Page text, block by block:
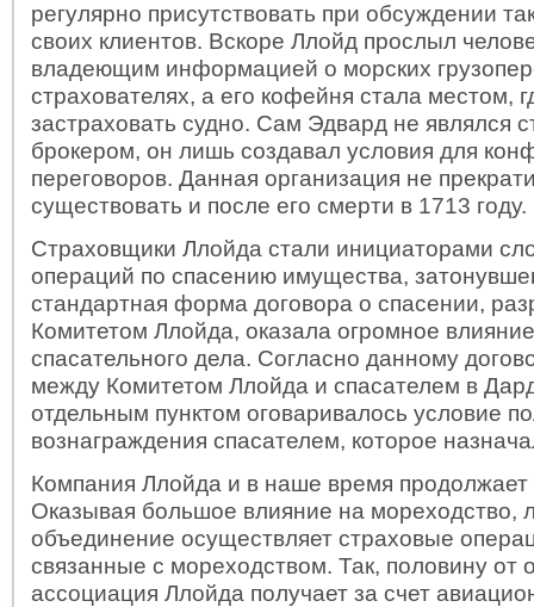
регулярно присутствовать при обсуждении
своих клиентов. Вскоре Ллойд прослыл
владеющим информацией о морских
страхователях, а его кофейня стала местом,
застраховать судно. Сам Эдвард не являлся
брокером, он лишь создавал условия для
переговоров. Данная организация не
существовать и после его смерти в 1713 году.
Страховщики Ллойда стали инициаторами
операций по спасению имущества,
стандартная форма договора о спасении,
Комитетом Ллойда, оказала огромное
спасательного дела. Согласно данному
между Комитетом Ллойда и спасателем в
отдельным пунктом оговаривалось условие
вознаграждения спасателем, которое
Компания Ллойда и в наше время продолжает
Оказывая большое влияние на мореходство,
объединение осуществляет страховые
связанные с мореходством. Так, половину от
ассоциация Ллойда получает за счет